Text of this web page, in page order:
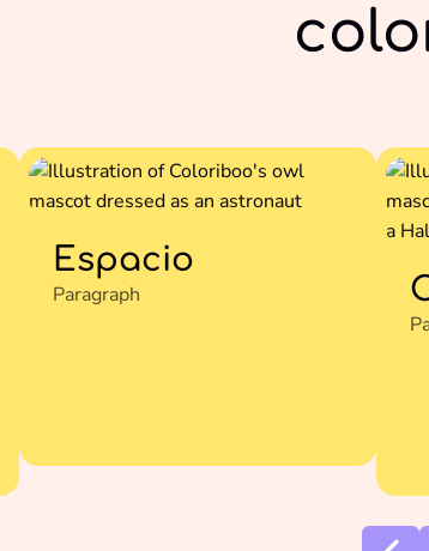
Espacio
Paragraph